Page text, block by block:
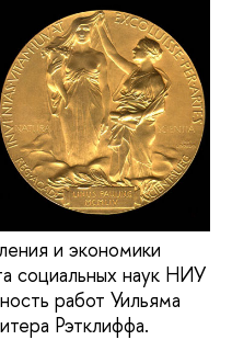
и экономики
социальных наук НИУ
работ Уильяма
Рэтклиффа.